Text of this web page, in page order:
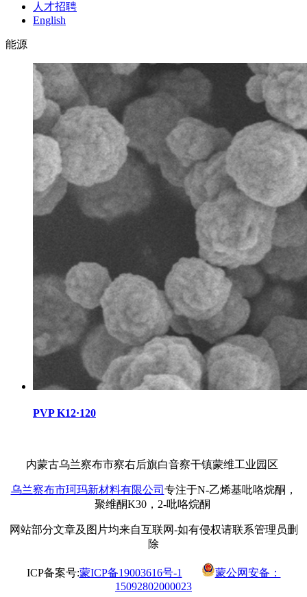
人才招聘
English
能源
PVP K12·120
内蒙古乌兰察布市察右后旗白音察干镇蒙维工业园区
乌兰察布市珂玛新材料有限公司 专注于N-乙烯基吡咯烷酮，
聚维酮K30，2-吡咯烷酮
网站部分文章及图片均来自互联网-如有侵权请联系管理员删
除
ICP备案号:蒙ICP备19003616号-1
蒙公网安备：
15092802000023